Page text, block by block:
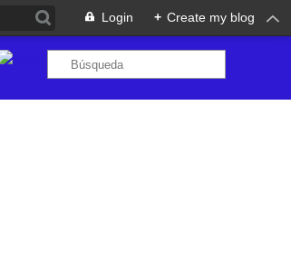
Login + Create my blog